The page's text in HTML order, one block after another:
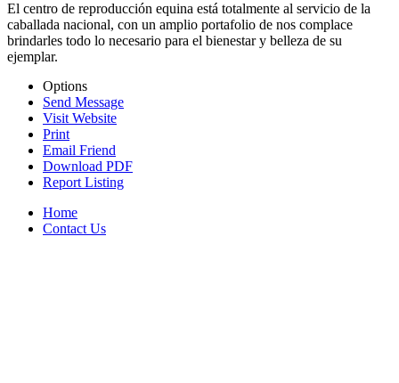
El centro de reproducción equina está totalmente al servicio de la
caballada nacional, con un amplio portafolio de nos complace
brindarles todo lo necesario para el bienestar y belleza de su
ejemplar.
Options
Send Message
Visit Website
Print
Email Friend
Download PDF
Report Listing
Home
Contact Us